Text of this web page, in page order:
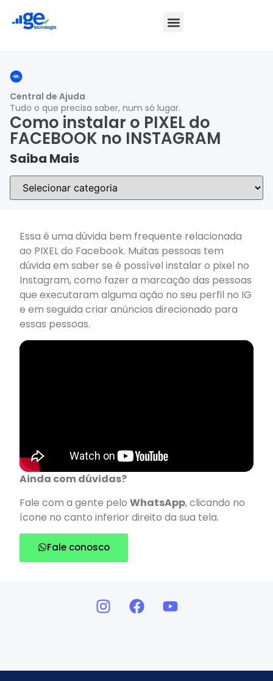
Central de Ajuda
Tudo o que precisa saber, num só lugar.
Como instalar o PIXEL do
FACEBOOK no INSTAGRAM
Saiba Mais
Essa é uma dúvida bem frequente relacionada
ao PIXEL do Facebook. Muitas pessoas tem
dúvida em saber se é possível instalar o pixel no
Instagram, como fazer a marcação das pessoas
que executaram alguma ação no seu perfil no IG
e em seguida criar anúncios direcionado para
essas pessoas.
Ainda com dúvidas?
Fale com a gente pelo WhatsApp, clicando no
ícone no canto inferior direito da sua tela.
Fale conosco